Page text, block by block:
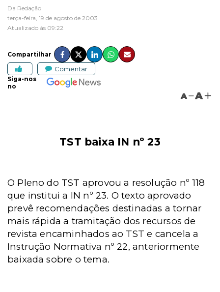
Da Redação
terça-feira, 19 de agosto de 2003
Atualizado às 09:22
Compartilhar
Comentar
Siga-nos
no
A A
TST baixa IN nº 23
O Pleno do TST aprovou a resolução nº 118
que institui a IN nº 23. O texto aprovado
prevê recomendações destinadas a tornar
mais rápida a tramitação dos recursos de
revista encaminhados ao TST e cancela a
Instrução Normativa nº 22, anteriormente
baixada sobre o tema.